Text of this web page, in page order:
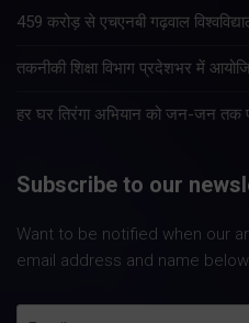
459 करोड़ से एचएनबी गढ़वाल
तकनीकी शिक्षा विभाग प्रदेशभर में
हर घर तिरंगा अभियान को जन-जन तक
Subscribe to our
Want to be notified when our
email address and name